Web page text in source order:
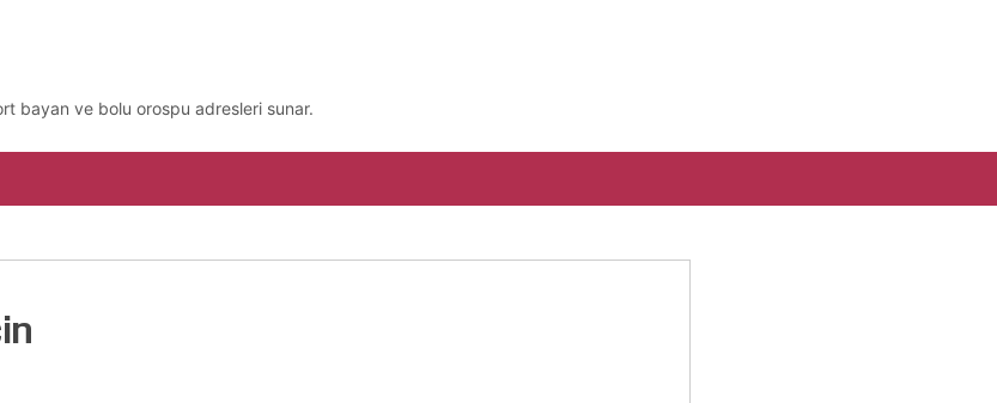
bayan ve bolu orospu adresleri sunar.